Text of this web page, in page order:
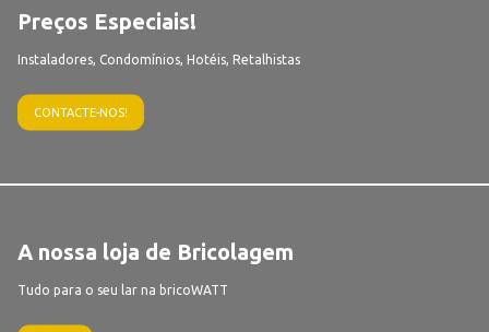
Preços Especiais!
Instaladores, Condomínios, Hotéis, Retalhistas
CONTACTE-NOS!
A nossa loja de Bricolagem
Tudo para o seu lar na bricoWATT